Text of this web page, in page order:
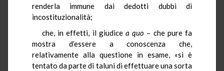
renderla immune dai dedotti dubbi di
incostituzionalità;
che, in effetti, il giudice a quo – che pure fa
mostra d’essere a conoscenza che,
relativamente alla questione in esame, «si è
tentato da parte di taluni di effettuare una sorta